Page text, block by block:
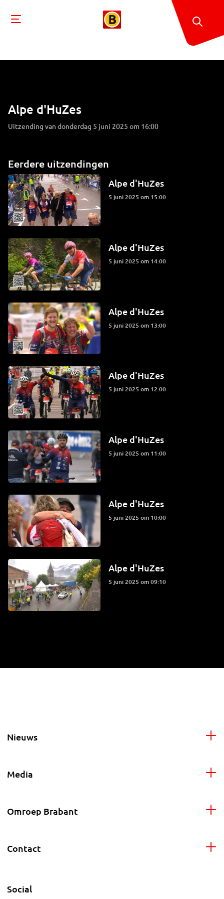
Alpe d'HuZes
Uitzending van donderdag 5 juni 2025 om 16:00
Eerdere uitzendingen
Alpe d'HuZes
5 juni 2025 om 15:00
Alpe d'HuZes
5 juni 2025 om 14:00
Alpe d'HuZes
5 juni 2025 om 13:00
Alpe d'HuZes
5 juni 2025 om 12:00
Alpe d'HuZes
5 juni 2025 om 11:00
Alpe d'HuZes
5 juni 2025 om 10:00
Alpe d'HuZes
5 juni 2025 om 09:10
Nieuws
Media
Omroep Brabant
Contact
Social